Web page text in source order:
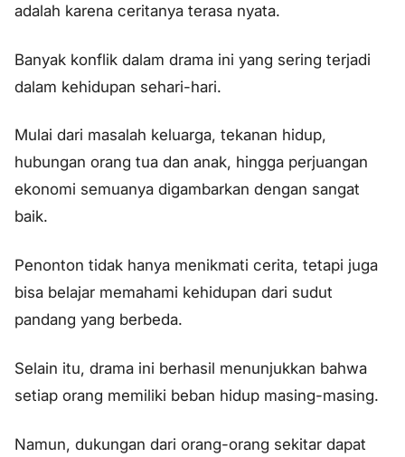
adalah karena ceritanya terasa nyata.
Banyak konflik dalam drama ini yang sering terjadi
dalam kehidupan sehari-hari.
Mulai dari masalah keluarga, tekanan hidup,
hubungan orang tua dan anak, hingga perjuangan
ekonomi semuanya digambarkan dengan sangat
baik.
Penonton tidak hanya menikmati cerita, tetapi juga
bisa belajar memahami kehidupan dari sudut
pandang yang berbeda.
Selain itu, drama ini berhasil menunjukkan bahwa
setiap orang memiliki beban hidup masing-masing.
Namun, dukungan dari orang-orang sekitar dapat